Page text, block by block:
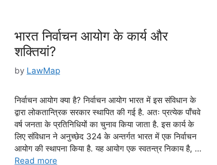
o
k
भारत निर्वाचन आयोग के कार्य और
शक्तियां?
by LawMap
निर्वाचन आयोग क्या है? निर्वाचन आयोग भारत में इस संविधान के
द्वारा लोकतान्त्रिक सरकार स्थापित की गई है. अतः प्रत्येक पाँचवे
वर्ष जनता के प्रतिनिधियों का चुनाव किया जाता है. इस कार्य के
लिए संविधान ने अनुच्छेद 324 के अन्तर्गत भारत में एक निर्वाचन
आयोग की स्थापना किया है. यह आयोग एक स्वतन्त्र निकाय है, …
Read more